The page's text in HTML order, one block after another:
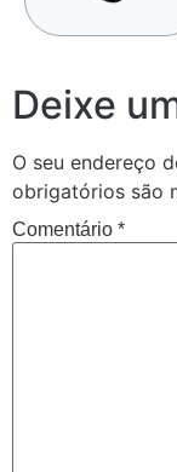
Deixe
O seu endereço
obrigatórios são
Comentário *